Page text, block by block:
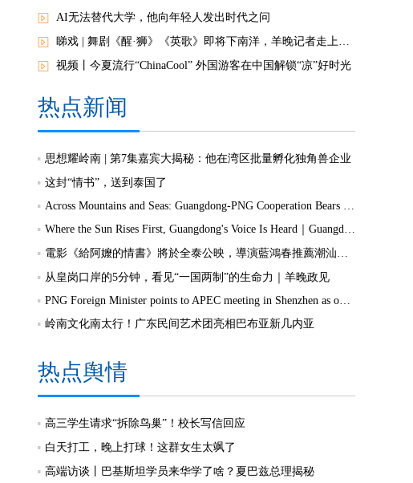
AI无法替代大学，他向年轻人发出时代之问
睇戏 | 舞剧《醒·狮》《英歌》即将下南洋，羊晚记者走上舞台体验白金狮头
视频丨今夏流行“ChinaCool” 外国游客在中国解锁“凉”好时光
热点新闻
思想耀岭南 | 第7集嘉宾大揭秘：他在湾区批量孵化独角兽企业
这封“情书”，送到泰国了
Across Mountains and Seas: Guangdong-PNG Cooperation Bears Fruit
Where the Sun Rises First, Guangdong's Voice Is Heard｜Guangdong media, Samoa MCIT sign deal to bring Canton Today to TV9
電影《給阿嬤的情書》將於全泰公映，導演藍鴻春推薦潮汕美景美食
从皇岗口岸的5分钟，看见“一国两制”的生命力｜羊晚政见
PNG Foreign Minister points to APEC meeting in Shenzhen as opportunity to deepen bilateral ties
岭南文化南太行！广东民间艺术团亮相巴布亚新几内亚
热点舆情
高三学生请求“拆除鸟巢”！校长写信回应
白天打工，晚上打球！这群女生太飒了
高端访谈丨巴基斯坦学员来华学了啥？夏巴兹总理揭秘